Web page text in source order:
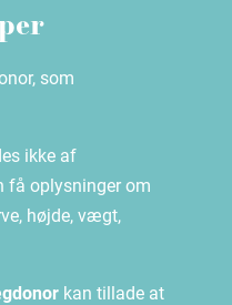
som
ikke af
få oplysninger om
højde, vægt,
kan tillade at